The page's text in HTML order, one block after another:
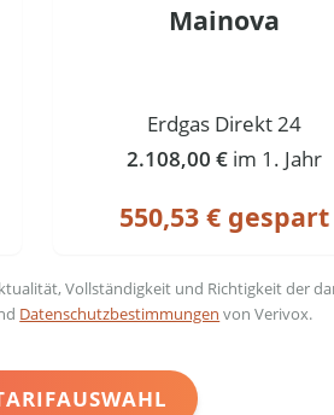
Mainova
Erdgas Direkt 24
2.108,00 € im 1. Jahr
550,53 € gespart
Vollständigkeit und Richtigkeit der
Datenschutzbestimmungen von Verivox.